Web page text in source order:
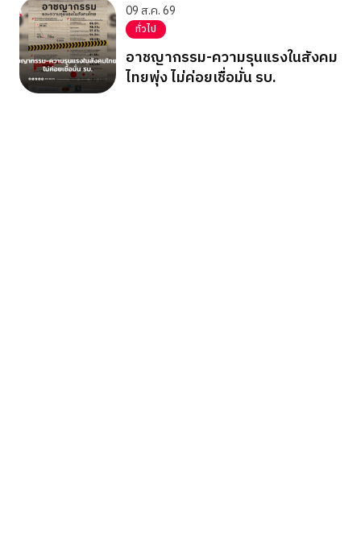
09 ส.ค. 69
ทั่วไป
อาชญากรรม-ความรุนแรงในสังคม
ไทยพุ่ง ไม่ค่อยเชื่อมั่น รบ.